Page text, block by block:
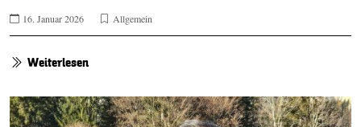
16. Januar 2026 Allgemein
Weiterlesen